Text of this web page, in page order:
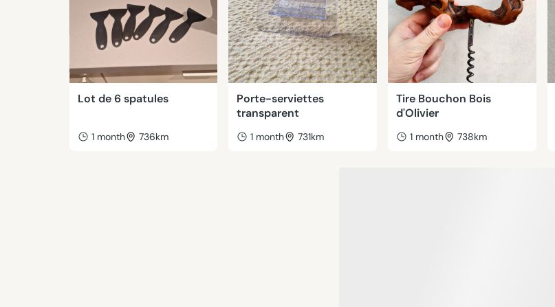
Lot de 6 spatules
1 month 736km
Porte-serviettes
transparent
1 month 731km
Tire Bouchon Bois
d'Olivier
1 month 738km